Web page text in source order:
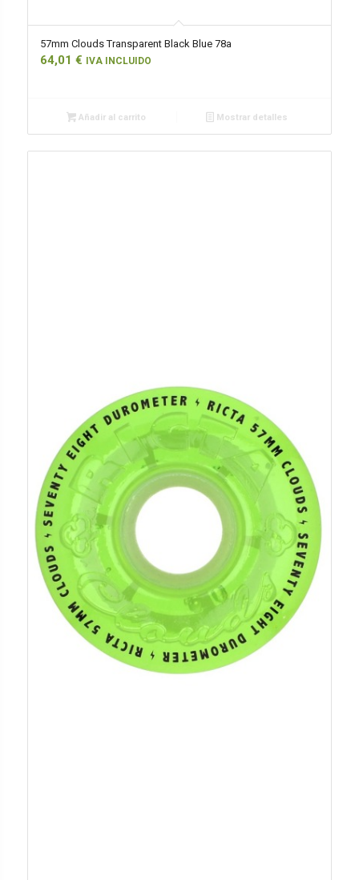
57mm Clouds Transparent Black Blue 78a
64,01 € IVA INCLUIDO
Añadir al carrito Mostrar detalles